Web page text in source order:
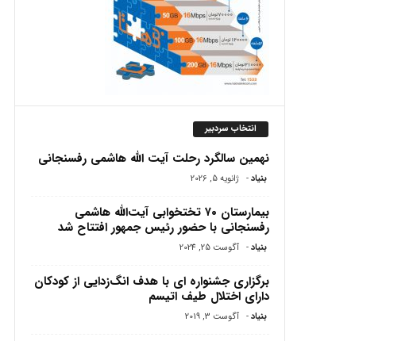
انتخاب سردبیر
نهمین سالگرد رحلت آیت الله هاشمی رفسنجانی
بنیاد - ژانویه 5, 2026
بیمارستان ۷۰ تختخوابی آیت‌الله هاشمی
رفسنجانی با حضور رئیس جمهور افتتاح شد
بنیاد - آگوست 25, 2024
برگزاری جشنواره ای با هدف انگ‌زدایی از کودکان
دارای اختلال طیف اتیسم
بنیاد - آگوست 3, 2019